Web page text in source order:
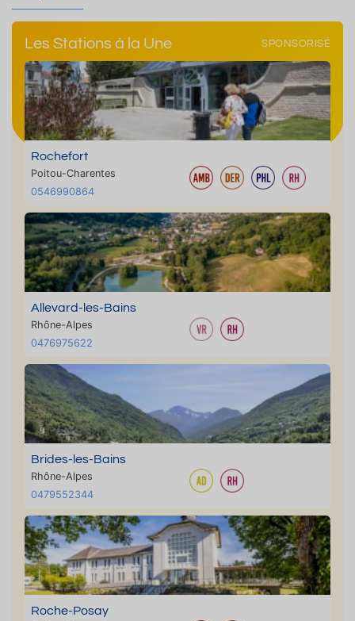
Les Stations à la Une SPONSORISÉ
Rochefort
Poitou-Charentes
0546990864
Allevard-les-Bains
Rhône-Alpes
0476975622
Brides-les-Bains
Rhône-Alpes
0479552344
Roche-Posay